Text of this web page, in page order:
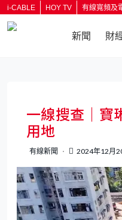
i-CABLE HOY TV 有線寬頻及
新聞 財
一線搜查｜
用地
有線新聞 2024年12月